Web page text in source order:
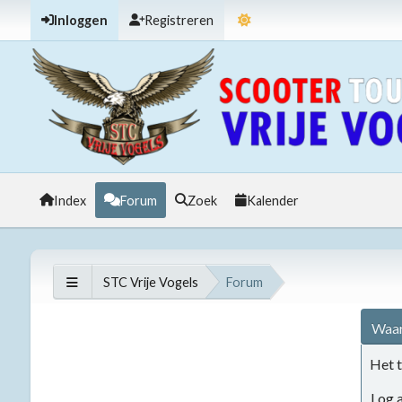
Inloggen Registreren
Index Forum Zoek Kalender
STC Vrije Vogels Forum
Het
Log